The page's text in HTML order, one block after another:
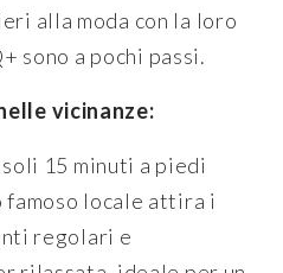
alla moda con la loro
sono a pochi passi.
vicinanze:
soli 15 minuti a piedi
famoso locale attira i
regolari e